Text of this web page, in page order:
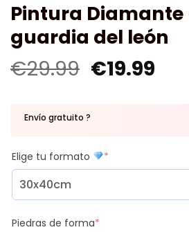
Pintura Diamante
guardia del león
€29.99 €19.99
Envío gratuito ?
Elige tu formato *
Piedras de forma*